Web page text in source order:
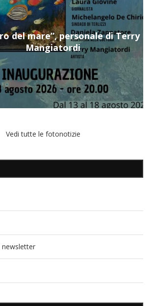
del mare”, personale di Terry
Mangiatordi
Vedi tutte le fotonotizie
newsletter